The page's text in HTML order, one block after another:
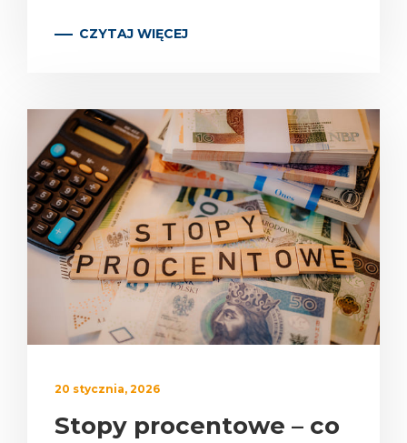
CZYTAJ WIĘCEJ
20 stycznia, 2026
Stopy procentowe – co